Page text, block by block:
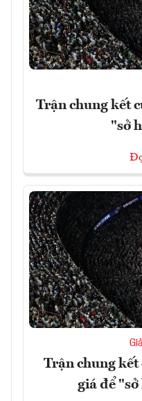
Trận chung kết
"sở
Trận chung kết
giá để